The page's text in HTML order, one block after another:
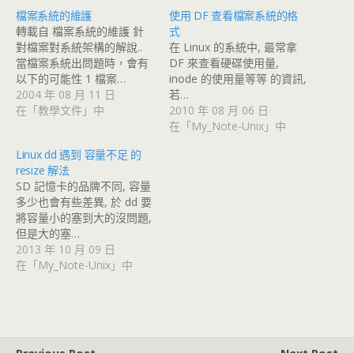
檔案系統的維護
轉載自 檔案系統的維護 針
對檔案對系統架構的解說..
當檔案系統出問題時，會有
以下的可能性 1 檔案…
2004 年 08 月 11 日
在「教學文件」中
使用 DF 查看檔案系統的格
式
在 Linux 的系統中, 最常拿
DF 來查看硬碟使用量,
inode 的使用量等等 的資訊,
若…
2010 年 08 月 06 日
在「My_Note-Unix」中
Linux dd 遇到 容量不足 的
resize 解法
SD 記憶卡的品牌不同, 容量
多少也會有些差異, 於 dd 要
將容量小的塞到大的沒問題,
但是大的塞…
2013 年 10 月 09 日
在「My_Note-Unix」中